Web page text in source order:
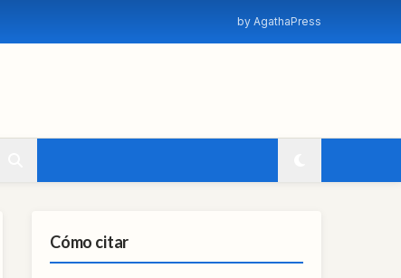
by AgathaPress
Cómo citar